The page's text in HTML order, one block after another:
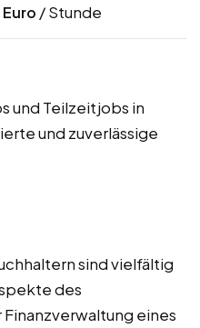
Euro / Stunde
und Teilzeitjobs in
und zuverlässige
sind vielfältig
des
eines